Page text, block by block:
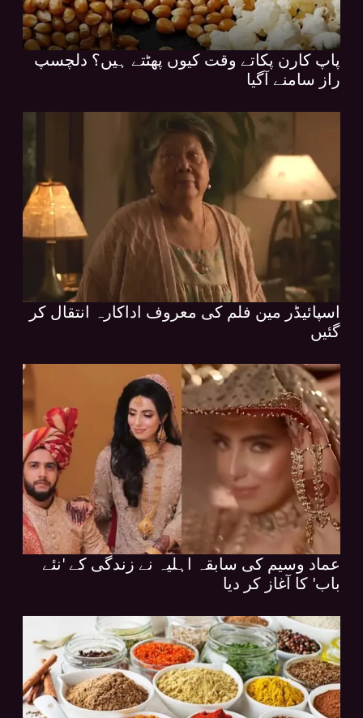
پاپ کارن پکاتے وقت کیوں پھٹتے ہیں؟ دلچسپ
راز سامنے آگیا
اسپائیڈر مین فلم کی معروف اداکارہ انتقال کر
گئیں
عماد وسیم کی سابقہ اہلیہ نے زندگی کے 'نئے
باب' کا آغاز کر دیا